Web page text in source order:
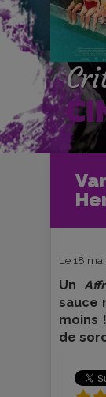
Le 18
Un
sauce
moins
de